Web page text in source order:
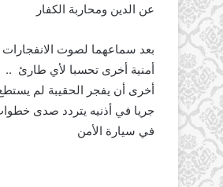
عن الدين ومحاربة الكفار
بعد سماعهما لصوت الانفجارات
أمنية أخرى تحسبا لأي طارئ ..
أخرى أن يفجر الحقيبة لم
جريا في أذنيه يتردد صدى
في سيارة الأمن